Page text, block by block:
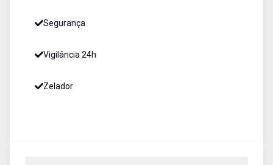
Segurança
Vigilância 24h
Zelador